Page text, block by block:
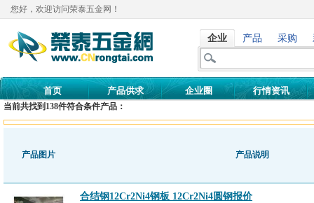
您好，欢迎访问荣泰五金网！
企业 产品 采购
首页 产品供求 企业圈 行情资讯
当前共找到 138件符合条件产品：
产品图片 产品说明
合结钢12Cr2Ni4钢板 12Cr2Ni4圆钢报价